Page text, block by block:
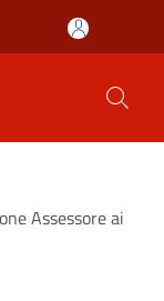
Assessore ai